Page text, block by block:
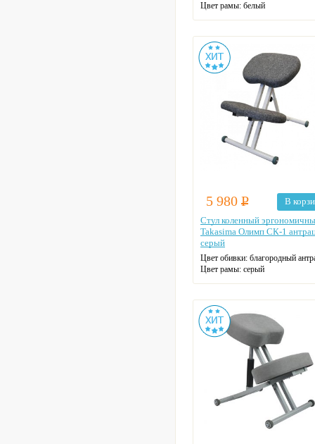
Цвет рамы: белый
5 980 Р
В
Стул коленный
Takasima Олимп СК-1
серый
Цвет обивки: благородный
Цвет рамы: серый